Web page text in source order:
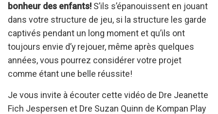
bonheur des enfants! S’ils s’épanouissent en jouant
dans votre structure de jeu, si la structure les garde
captivés pendant un long moment et qu’ils ont
toujours envie d’y rejouer, même après quelques
années, vous pourrez considérer votre projet
comme étant une belle réussite!
Je vous invite à écouter cette vidéo de Dre Jeanette
Fich Jespersen et Dre Suzan Quinn de Kompan Play